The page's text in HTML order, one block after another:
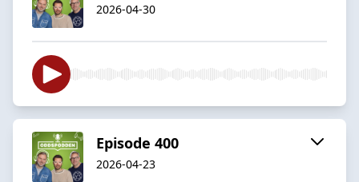
2026-04-30
Episode 400
2026-04-23